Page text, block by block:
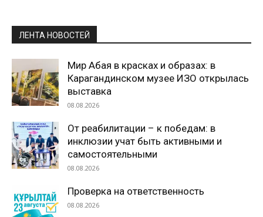
ЛЕНТА НОВОСТЕЙ
Мир Абая в красках и образах: в
Карагандинском музее ИЗО открылась
выставка
08.08.2026
От реабилитации – к победам: в
инклюзии учат быть активными и
самостоятельными
08.08.2026
Проверка на ответственность
08.08.2026